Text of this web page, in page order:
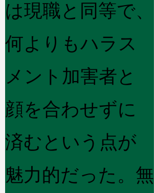
は現職と同等で、
何よりもハラス
メント加害者と
顔を合わせずに
済むという点が
魅力的だった。無